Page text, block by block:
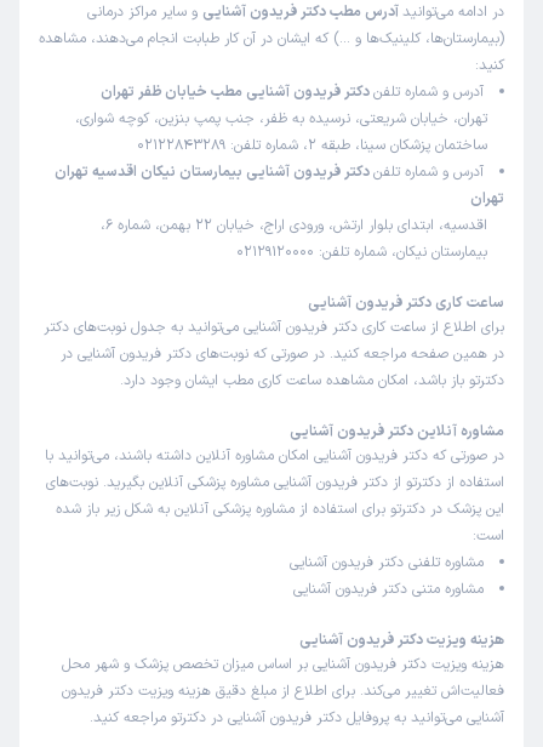
این پزشک را پیشنهاد میکنم
زمان انتظار:15-45 دقیقه
آقای دکتر بسیار مسلط هستند و کامل توضیح می دهند .در
برخورد با کودک با ارامش بینظیری برخورد کردند و سریع اکو را
انجام دادند. در نوزادی دخترم ، بعد از مراجعه به یک پزشک دیگر
به ایشان مراجعه کردم و تفاوت شخصیت ایشان و آرامشی که
بهم دادند با پزشک قبلی از زمین تا آسمان بود. واقعا ایشان را
توصیه می کنم.
علیرضا
نوبت مطب از دکترتو
این پزشک را پیشنهاد میکنم
زمان انتظار:
45-90 دقیقه
بسیار حاذق و متبحر و با حوصله
حبیب
زمان انتظار:0-15 دقیقه
سلام وقت بخیر من از ۱۴سالگی تحت نظر اقای دکتر هستم الان
۲۷سالمه میتونم بگم یکی از بهترین دکترهای قلب تهران هستن
در ادامه می‌توانید آدرس مطب دکتر فریدون آشنایی و سایر مراکز درمانی
(بیمارستان‌ها، کلینیک‌ها و …) که ایشان در آن کار طبابت انجام می‌دهند، مشاهده
کنید:
آدرس و شماره تلفندکتر فریدون آشنایی مطب خیابان ظفر تهران
تهران، خیابان شریعتی، نرسیده به ظفر، جنب پمپ بنزین، کوچه شواری،
ساختمان پزشکان سینا، طبقه 2، شماره تلفن: 02122843289
آدرس و شماره تلفندکتر فریدون آشنایی بیمارستان نیکان اقدسیه تهران
تهران
اقدسیه، ابتدای بلوار ارتش، ورودی اراج، خیابان 22 بهمن، شماره 6،
بیمارستان نیکان، شماره تلفن: 02129120000
ساعت کاری دکتر فریدون آشنایی
برای اطلاع از ساعت کاری دکتر فریدون آشنایی می‌توانید به جدول نوبت‌های دکتر
در همین صفحه مراجعه کنید. در صورتی که نوبت‌های دکتر فریدون آشنایی در
دکترتو باز باشد، امکان مشاهده ساعت کاری مطب ایشان وجود دارد.
مشاوره آنلاین دکتر فریدون آشنایی
در صورتی که دکتر فریدون آشنایی امکان مشاوره آنلاین داشته باشند، می‌توانید با
استفاده از دکترتو از دکتر فریدون آشنایی مشاوره پزشکی آنلاین بگیرید. نوبت‌های
این پزشک در دکترتو برای استفاده از مشاوره پزشکی آنلاین به شکل زیر باز شده
است:
مشاوره تلفنی دکتر فریدون آشنایی
مشاوره متنی دکتر فریدون آشنایی
هزینه ویزیت دکتر فریدون آشنایی
هزینه ویزیت دکتر فریدون آشنایی بر اساس میزان تخصص پزشک و شهر محل
فعالیت‌اش تغییر می‌کند. برای اطلاع از مبلغ دقیق هزینه ویزیت دکتر فریدون
آشنایی می‌توانید به پروفایل دکتر فریدون آشنایی در دکترتو مراجعه کنید.